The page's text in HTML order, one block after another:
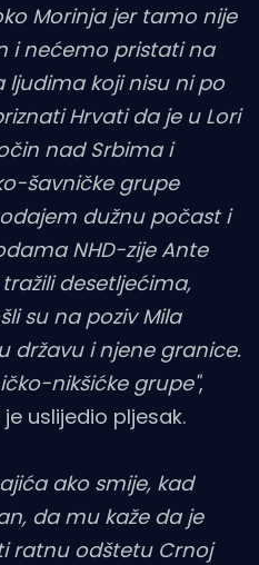
Morinja jer tamo nije
i nećemo pristati na
ljudima koji nisu ni po
Hrvati da je u Lori
nad Srbima i
šavničke grupe
dužnu počast i
NHD-zije Ante
desetljećima,
su na poziv Mila
državu i njene granice.
nikšićke grupe",
uslijedio pljesak.
ako smije, kad
da mu kaže da je
ratnu odštetu Crnoj